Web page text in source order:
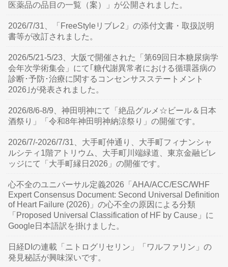
医薬品の品目の一覧（案）」が公開されました。
2026/7/31、「FreeStyleリブレ2」の添付文書・取扱説明
書等が改訂されました。
2026/5/21-5/23、大阪で開催された「第69回日本糖尿病学
会年次学術集会」にて｢糖代謝異常者における循環器病の
診断･予防･治療に関するコンセンサスステートメント
2026｣が発表されました。
2026/8/6-8/9、神田明神にて「絶品グルメ☆ビール＆日本
酒祭り」「令和8年神田明神納涼祭り」の開催です。
2026/7/-2026/7/31、大手町仲通り、大手町フィナンシャ
ルシティ1階アトリウム、大手町川端緑道、東京金融ビレ
ッジにて「大手町縁日2026」の開催です。
心不全のユニバーサル定義2026「AHA/ACC/ESC/WHF
Expert Consensus Document: Second Universal Definition
of Heart Failure (2026)」の心不全の原因による分類
「Proposed Universal Classification of HF by Cause」に
Google日本語訳を掛けました。
日経DIの連載「ニトログリセリン」「ワルファリン」の
発見秘話が興味深いです。